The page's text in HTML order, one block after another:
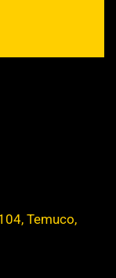
Temuco,